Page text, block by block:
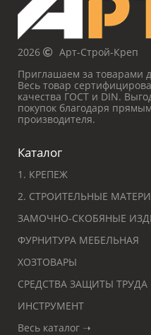
2026
Арт-Строй-Креп
Приглашаем за товарами
Весь товар
качества ГОСТ и DIN.
покупок благодаря
производителя.
Каталог
1. КРЕПЕЖ
2. СТРОИТЕЛЬНЫЕ
ЗАМОЧНО-СКОБЯНЫЕ
ФУРНИТУРА МЕБЕЛЬНАЯ
ХОЗТОВАРЫ
СРЕДСТВА ЗАЩИТЫ ТРУДА
ИНСТРУМЕНТ
Весь каталог ➝